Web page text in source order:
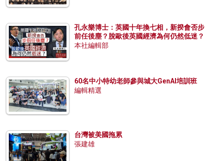
孔永樂博士：英國十年換七相，新揆會否步
前任後塵？脫歐後英國經濟為何仍然低迷？
本社編輯部
60名中小特幼老師參與城大GenAI培訓班
編輯精選
台灣被美國拖累
張建雄